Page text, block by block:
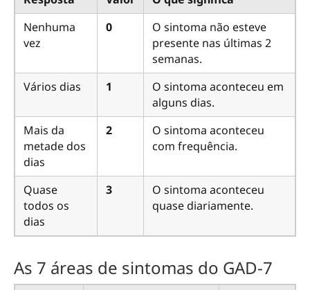
Nenhuma
vez
0
O sintoma não esteve
presente nas últimas 2
semanas.
Vários dias
1
O sintoma aconteceu em
alguns dias.
Mais da
metade dos
dias
2
O sintoma aconteceu
com frequência.
Quase
todos os
dias
3
O sintoma aconteceu
quase diariamente.
As 7 áreas de sintomas do GAD-7